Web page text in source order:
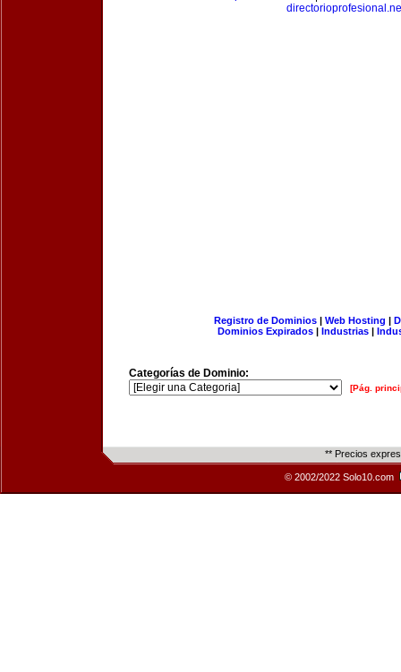
Registro de Dominios| Web Hosting |
Dominios Expirados | Industrias |
Categorías de Dominio:
[Pág.
** Precios
© 2002/2022 Solo10.com